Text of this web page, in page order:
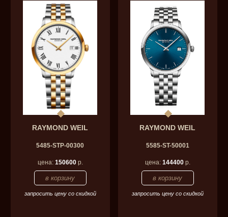
RAYMOND WEIL
5485-STP-00300
цена: 150600р.
запросить цену со скидкой
RAYMOND WEIL
5585-ST-50001
цена: 144400р.
запросить цену со скидкой